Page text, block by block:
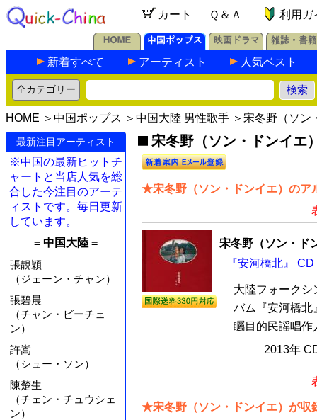
カート Ｑ＆Ａ 利用ガ
新着すべて アーティスト 人気ベスト
HOME ＞ 中国ポップス ＞ 中国大陸 男性歌手 ＞宋冬野（ソン
最新注目アーティスト
※中国の最新ヒットチ
ャートと当店人気を総
合した今注目のアーテ
ィストです。毎日更新
しています。
= 中国大陸 =
張靚穎
（ジェーン・チャン）
張碧晨
（チャン・ビーチェ
ン）
許嵩
（シュー・ソン）
陳楚生
（チェン・チュウシェ
ン）
宋冬野（ソン・ドンイエ
★宋冬野（ソン・ドンイエ）のア
宋冬野（ソン・ド
『安河橋北』
大陸フォークシ
バム『安河橋北
矚目的民謡唱作
2013年
★宋冬野（ソン・ドンイエ）が収